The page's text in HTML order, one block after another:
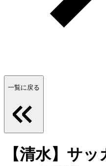
一覧に戻る
【清水】サ